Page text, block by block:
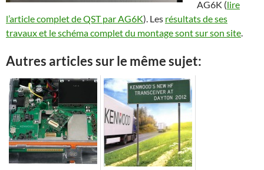
AG6K (lire
l’article complet de QST par AG6K). Les résultats de ses
travaux et le schéma complet du montage sont sur son site.
Autres articles sur le même sujet: